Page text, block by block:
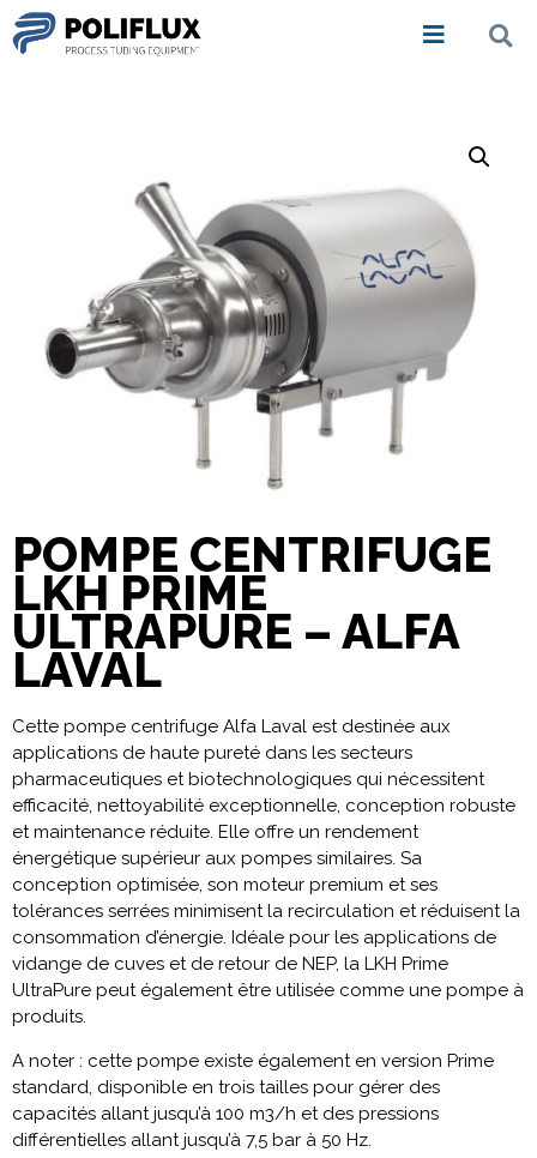
POMPE CENTRIFUGE
LKH PRIME
ULTRAPURE – ALFA
LAVAL
Cette pompe centrifuge Alfa Laval est destinée aux
applications de haute pureté dans les secteurs
pharmaceutiques et biotechnologiques qui nécessitent
efficacité, nettoyabilité exceptionnelle, conception robuste
et maintenance réduite. Elle offre un rendement
énergétique supérieur aux pompes similaires. Sa
conception optimisée, son moteur premium et ses
tolérances serrées minimisent la recirculation et réduisent la
consommation d’énergie. Idéale pour les applications de
vidange de cuves et de retour de NEP, la LKH Prime
UltraPure peut également être utilisée comme une pompe à
produits.
A noter : cette pompe existe également en version Prime
standard, disponible en trois tailles pour gérer des
capacités allant jusqu’à 100 m3/h et des pressions
différentielles allant jusqu’à 7,5 bar à 50 Hz.